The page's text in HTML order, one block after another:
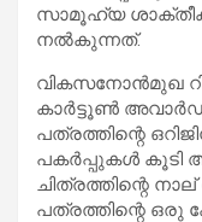
സാമൂഹ്യ
നല്‍കുന്നത്.
വികസനോന്‍മുഖ
കാര്‍ട്ടൂണ്‍
പത്രത്തിന്റെ
പകര്‍പ്പുകള്‍ കൂടി
ചിത്രത്തിന്റെ നാല്
പത്രത്തിന്റെ ഒരു